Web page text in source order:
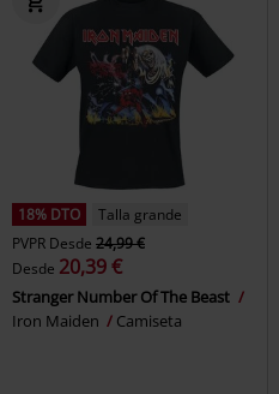
18% DTO
Talla grande
PVPR Desde 24,99 €
Desde 20,39 €
Stranger Number Of The Beast
Iron Maiden
Camiseta